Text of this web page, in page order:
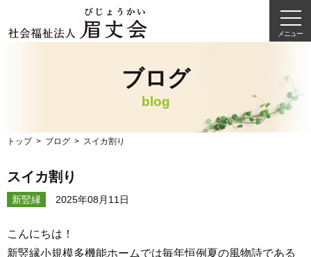
メニュー
ブログ
blog
トップ ブログ スイカ割り
スイカ割り
新竪縁 2025年08月11日
こんにちは！
新竪縁小規模多機能ホームでは毎年恒例夏の風物詩である